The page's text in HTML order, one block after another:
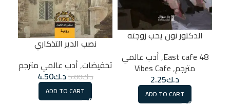
الدكتور نون يحب زوجته
48 East cafe
,أدب عالمي
مترجم,
Vibes Cafe
د.ك2.25
ADD TO CART
نصب الدير التذكاري
تخفيضات,أدب عالمي مترجم
د.ك5.00د.ك4.50
ADD TO CART